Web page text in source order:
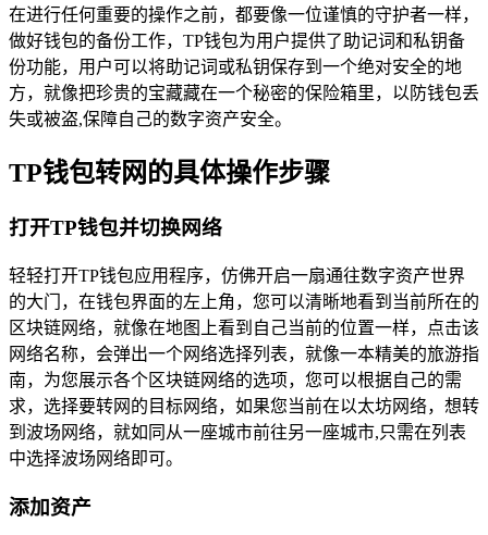
在进行任何重要的操作之前，都要像一位谨慎的守护者一样，
做好钱包的备份工作，TP钱包为用户提供了助记词和私钥备
份功能，用户可以将助记词或私钥保存到一个绝对安全的地
方，就像把珍贵的宝藏藏在一个秘密的保险箱里，以防钱包丢
失或被盗,保障自己的数字资产安全。
TP钱包转网的具体操作步骤
打开TP钱包并切换网络
轻轻打开TP钱包应用程序，仿佛开启一扇通往数字资产世界
的大门，在钱包界面的左上角，您可以清晰地看到当前所在的
区块链网络，就像在地图上看到自己当前的位置一样，点击该
网络名称，会弹出一个网络选择列表，就像一本精美的旅游指
南，为您展示各个区块链网络的选项，您可以根据自己的需
求，选择要转网的目标网络，如果您当前在以太坊网络，想转
到波场网络，就如同从一座城市前往另一座城市,只需在列表
中选择波场网络即可。
添加资产